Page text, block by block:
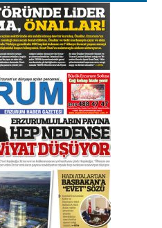
ERKON’da
şehir, bir
kimin
BİR ÖMÜR
“NEDEN
bir Alperen…
yürüdü.!